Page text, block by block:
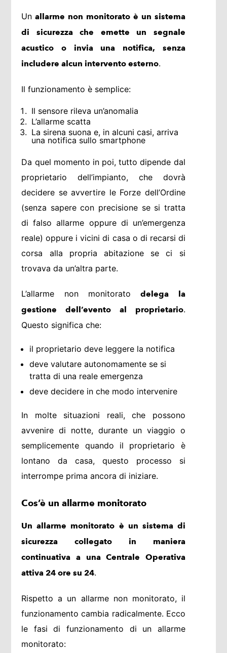
Un allarme non monitorato è un sistema
di sicurezza che emette un segnale
acustico o invia una notifica, senza
includere alcun intervento esterno.
Il funzionamento è semplice:
Il sensore rileva un’anomalia
L’allarme scatta
La sirena suona e, in alcuni casi, arriva
una notifica sullo smartphone
Da quel momento in poi, tutto dipende dal
proprietario dell’impianto, che dovrà
decidere se avvertire le Forze dell’Ordine
(senza sapere con precisione se si tratta
di falso allarme oppure di un’emergenza
reale) oppure i vicini di casa o di recarsi di
corsa alla propria abitazione se ci si
trovava da un’altra parte.
L’allarme non monitoratodelega la
gestione dell’evento al proprietario.
Questo significa che:
il proprietario deve leggere la notifica
deve valutare autonomamente se si
tratta di una reale emergenza
deve decidere in che modo intervenire
In molte situazioni reali, che possono
avvenire di notte, durante un viaggio o
semplicemente quando il proprietario è
lontano da casa, questo processo si
interrompe prima ancora di iniziare.
Cos’è un allarme monitorato
Un allarme monitorato è un sistema di
sicurezza collegato in maniera
continuativa a una Centrale Operativa
attiva 24 ore su 24.
Rispetto a un allarme non monitorato, il
funzionamento cambia radicalmente. Ecco
le fasi di funzionamento di un allarme
monitorato: